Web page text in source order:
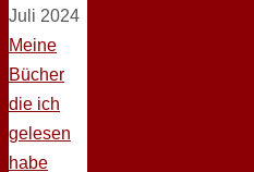
Juli 2024
Meine
Bücher
die ich
gelesen
habe